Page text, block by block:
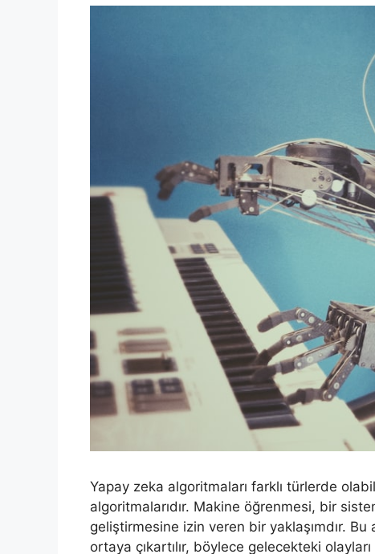
Yapay zeka algoritmaları farklı türlerde
algoritmalarıdır. Makine öğrenmesi, bir
geliştirmesine izin veren bir yaklaşımdır.
ortaya çıkartılır, böylece gelecekteki